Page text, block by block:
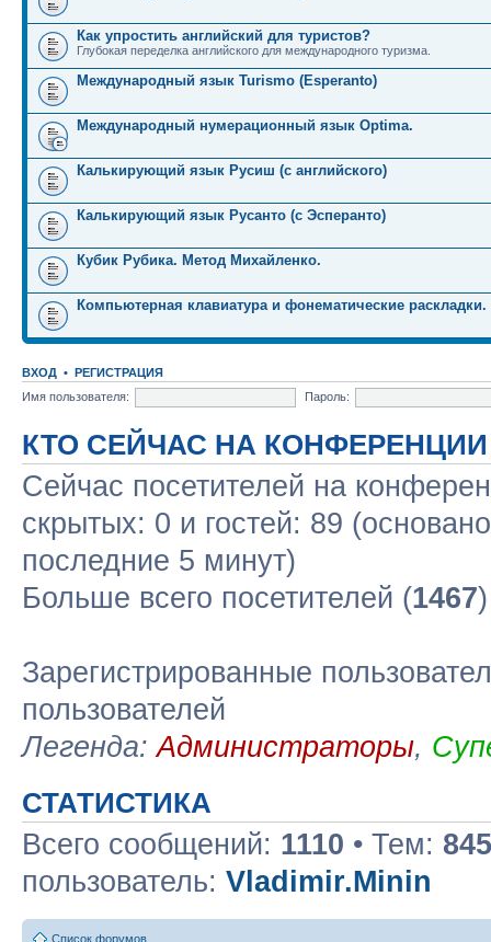
Как упростить английский для туристов?
Глубокая переделка английского для международного туризма.
Международный язык Turismo (Esperanto)
Международный нумерационный язык Optima.
Калькирующий язык Русиш (с английского)
Калькирующий язык Русанто (с Эсперанто)
Кубик Рубика. Метод Михайленко.
Компьютерная клавиатура и фонематические раскладки.
ВХОД • РЕГИСТРАЦИЯ
Имя пользователя:
Пароль:
КТО СЕЙЧАС НА КОНФЕРЕНЦИИ
Сейчас посетителей на
скрытых: 0 и гостей: 89
последние 5 минут)
Больше всего посетителей (1467
Зарегистрированные
пользователей
Легенда:Администраторы,
СТАТИСТИКА
Всего сообщений: 1110 • Тем: 845
пользователь: Vladimir.Minin
Список форумов